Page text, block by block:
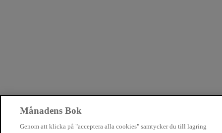
Månadens Bok
Genom att klicka på "acceptera alla cookies" samtycker du till lagring